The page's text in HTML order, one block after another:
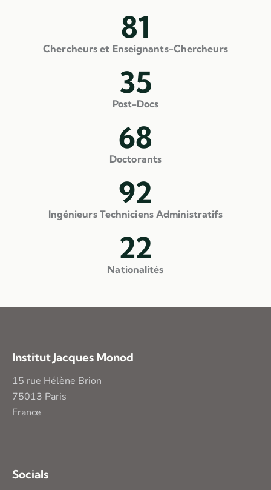
Chercheurs et Enseignants-Chercheurs
81
Post-Docs
35
Doctorants
68
Ingénieurs Techniciens Administratifs
92
Nationalités
22
Institut Jacques Monod
15 rue Hélène Brion
75013 Paris
France
Socials